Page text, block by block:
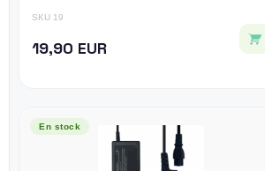
SKU 19
19,90 EUR
En stock